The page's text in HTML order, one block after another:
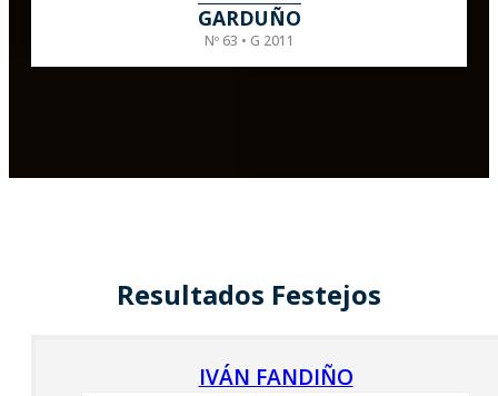
GARDUÑO
Nº 63 • G 2011
Resultados Festejos
IVÁN FANDIÑO